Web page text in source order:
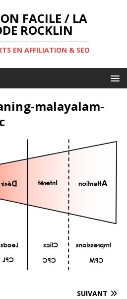
FACILE / LA
ROCKLIN
EN AFFILIATION & SEO
malayalam-
SUIVANT